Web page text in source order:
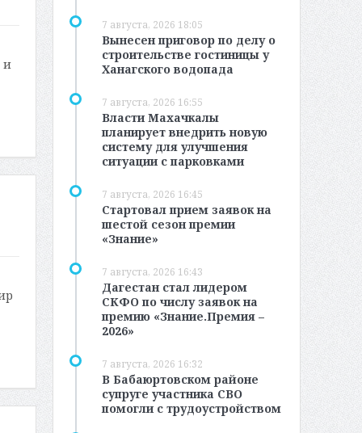
и
7 августа, 2026 18:05
Вынесен приговор по делу о
строительстве гостиницы у
Ханагского водопада
7 августа, 2026 16:55
Власти Махачкалы
планирует внедрить новую
систему для улучшения
ситуации с парковками
7 августа, 2026 16:45
Стартовал прием заявок на
шестой сезон премии
«Знание»
7 августа, 2026 16:43
Дагестан стал лидером
СКФО по числу заявок на
премию «Знание.Премия –
2026»
7 августа, 2026 16:32
В Бабаюртовском районе
супруге участника СВО
помогли с трудоустройством